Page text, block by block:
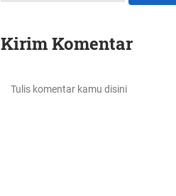
Kirim Komentar